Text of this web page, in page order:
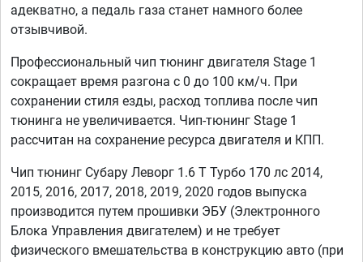
адекватно, а педаль газа станет намного более
отзывчивой.
Профессиональный чип тюнинг двигателя Stage 1
сокращает время разгона с 0 до 100 км/ч. При
сохранении стиля езды, расход топлива после чип
тюнинга не увеличивается. Чип-тюнинг Stage 1
рассчитан на сохранение ресурса двигателя и КПП.
Чип тюнинг Субару Леворг 1.6 T Турбо 170 лс 2014,
2015, 2016, 2017, 2018, 2019, 2020 годов выпуска
производится путем прошивки ЭБУ (Электронного
Блока Управления двигателем) и не требует
физического вмешательства в конструкцию авто (при